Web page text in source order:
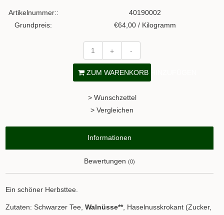
Artikelnummer::
40190002
Grundpreis:
€64,00 / Kilogramm
+ -
ZUM WARENKORB HINZUFÜGEN
> Wunschzettel
> Vergleichen
Informationen
Bewertungen (0)
Ein schöner Herbsttee.
Zutaten: Schwarzer Tee,Walnüsse**, Haselnusskrokant (Zucker,